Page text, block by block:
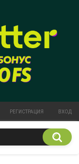
РЕГИСТРАЦИЯ ВХОД